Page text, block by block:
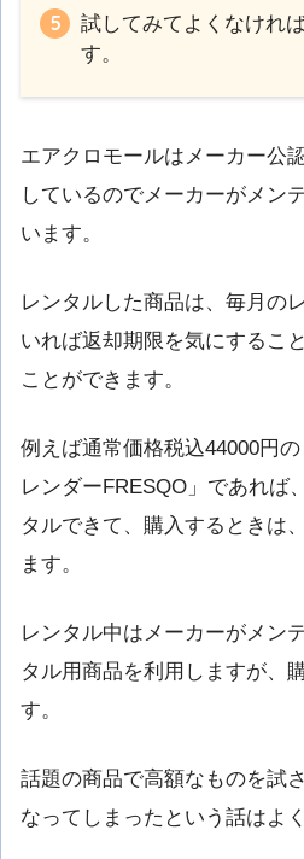
試してみてよくなけれ
す。
エアクロモールはメーカー公
しているのでメーカーがメン
います。
レンタルした商品は、毎月の
いれば返却期限を気にするこ
ことができます。
例えば通常価格税込44000円
レンダーFRESQO」であれば
タルできて、購入するときは
ます。
レンタル中はメーカーがメン
タル用商品を利用しますが、
す。
話題の商品で高額なものを試
なってしまったという話はよ